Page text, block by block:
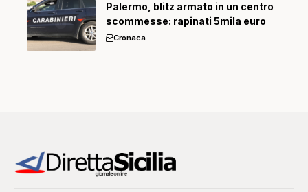
Palermo, blitz armato in un centro
scommesse: rapinati 5mila euro
Cronaca